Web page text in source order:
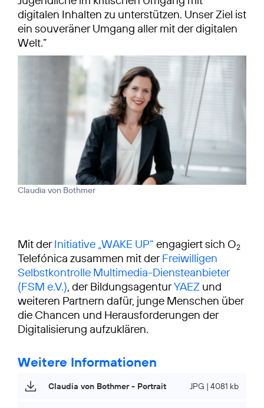
digitalen Inhalten zu unterstützen. Unser Ziel ist
ein souveräner Umgang aller mit der digitalen
Welt.”
Claudia von Bothmer
Mit derInitiative „WAKE UP“ engagiert sich O2
Telefónica zusammen mit derFreiwilligen
Selbstkontrolle Multimedia-Diensteanbieter
(FSM e.V.) , der BildungsagenturYAEZ und
weiteren Partnern dafür, junge Menschen über
die Chancen und Herausforderungen der
Digitalisierung aufzuklären.
Weitere Informationen
Claudia von Bothmer - Portrait JPG | 4081 kb